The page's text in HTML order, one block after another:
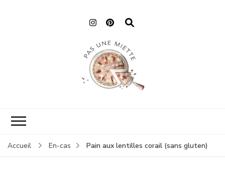
Accueil En-cas Pain aux lentilles corail (sans gluten)